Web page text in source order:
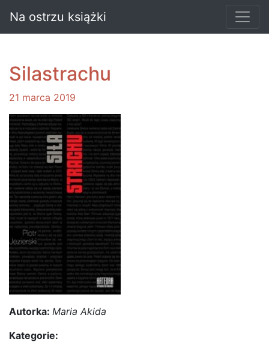
Na ostrzu książki
Silastrachu
21 marca 2019
Autorka: Maria Akida
Kategorie: